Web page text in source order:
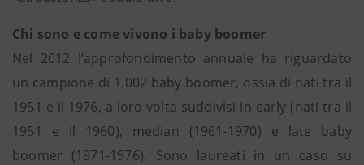
Chi sono e come vivono i baby boomer
Nel 2012 l’approfondimento annuale ha riguardato
un campione di 1.002 baby boomer, ossia di nati tra il
1951 e il 1976, a loro volta suddivisi in early (nati tra il
1951 e il 1960), median (1961-1970) e late baby
boomer (1971-1976). Sono laureati in un caso su